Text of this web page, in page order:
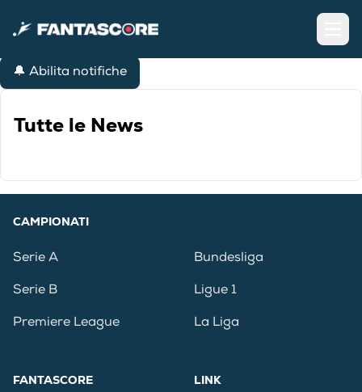
🔔 Abilita notifiche
Tutte le News
CAMPIONATI
Serie A
Serie B
Premiere League
Bundesliga
Ligue 1
La Liga
FANTASCORE LINK